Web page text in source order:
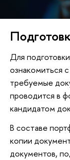
Для
ознакомиться с
требуемые
проводится в
кандидатом
В составе
копии
документов,